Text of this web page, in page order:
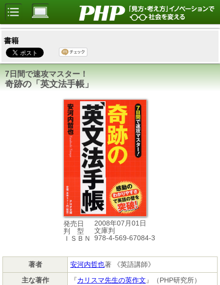
書籍
7日間で速攻マスター！
奇跡の「英文法手帳」
発売日
2008年07月01日
判 型
文庫判
ＩＳＢＮ
978-4-569-67084-3
著者 安河内哲也著 《英語講師》
主な著作
『カリスマ先生の英作文』（PHP研究所）